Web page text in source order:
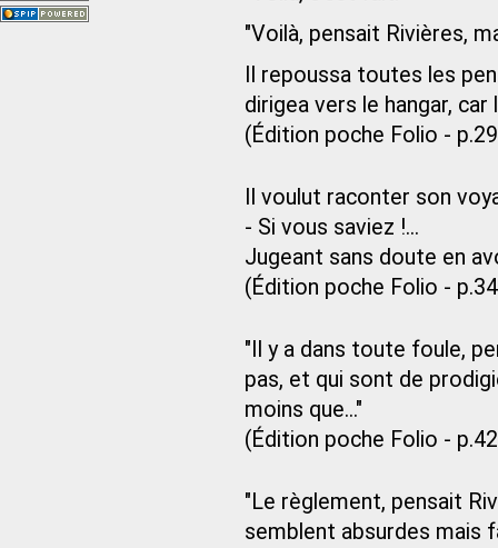
"Voilà, pensait Rivières,
Il repoussa toutes les
dirigea vers le hangar, car
(Édition poche Folio -
Il voulut raconter son
- Si vous saviez !...
Jugeant sans doute en
(Édition poche Folio -
"Il y a dans toute foule,
pas, et qui sont de
moins que..."
(Édition poche Folio -
"Le règlement, pensait
semblent absurdes mais
(401 - Invalid API key. Please see
https://openweathermap.org/faq#error401